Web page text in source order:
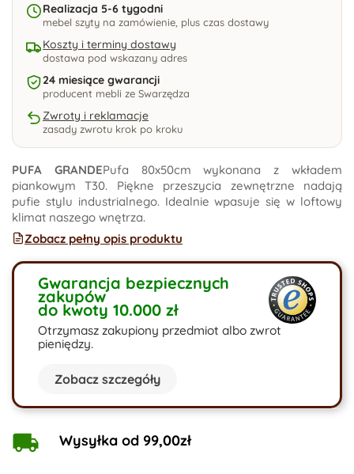
Realizacja 5-6 tygodni
mebel szyty na zamówienie, plus czas dostawy
Koszty i terminy dostawy
dostawa pod wskazany adres
24 miesiące gwarancji
producent mebli ze Swarzędza
Zwroty i reklamacje
zasady zwrotu krok po kroku
PUFA GRANDEPufa 80x50cm wykonana z wkładem
piankowym T30. Piękne przeszycia zewnętrzne nadają
pufie stylu industrialnego. Idealnie wpasuje się w loftowy
klimat naszego wnętrza.
Zobacz pełny opis produktu
Gwarancja bezpiecznych
zakupów
do kwoty 10.000 zł
Otrzymasz zakupiony przedmiot albo zwrot
pieniędzy.
Zobacz szczegóły
Wysyłka od 99,00zł